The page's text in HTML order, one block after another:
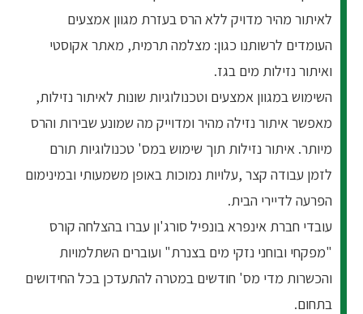
לאיתור מהיר מדויק ללא הרס בעזרת מגוון אמצעים
העומדים לרשותנו כגון: מצלמה תרמית, מאתר אקוסטי
ואיתור נזילות מים בגז.
השימוש במגוון אמצעים וטכנולוגיות שונות לאיתור נזילות,
מאפשר איתור נזילה מהיר ומדוייק מה שמונע שבירות והרס
מיותר. איתור נזילות תוך שימוש במס' טכנולוגיות תורם
לזמן עבודה קצר ,עלויות נמוכות באופן משמעותי ובמינימום
הפרעה לדיירי הבית.
עובדי חברת אינפרא בונפיל סורג'ון עברו בהצלחה קורס
"מפקחי ובוחני נזקי מים בצנרת" ועוברים השתלמויות
והכשרות מדי מס' חודשים במטרה להתעדכן בכל החידושים
בתחום.